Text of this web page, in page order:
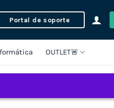
Portal de soporte
OUTLET🚨